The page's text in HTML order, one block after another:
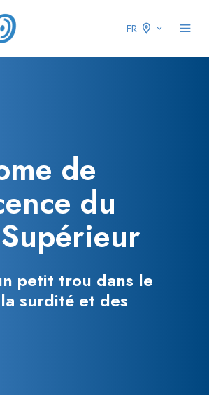
FR
de
du
petit trou dans le
surdité et des